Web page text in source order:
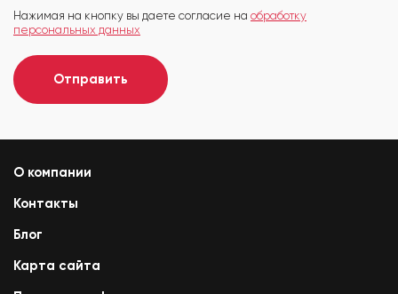
Нажимая на кнопку вы даете согласие на обработку
персональных данных
Отправить
О компании
Контакты
Блог
Карта сайта